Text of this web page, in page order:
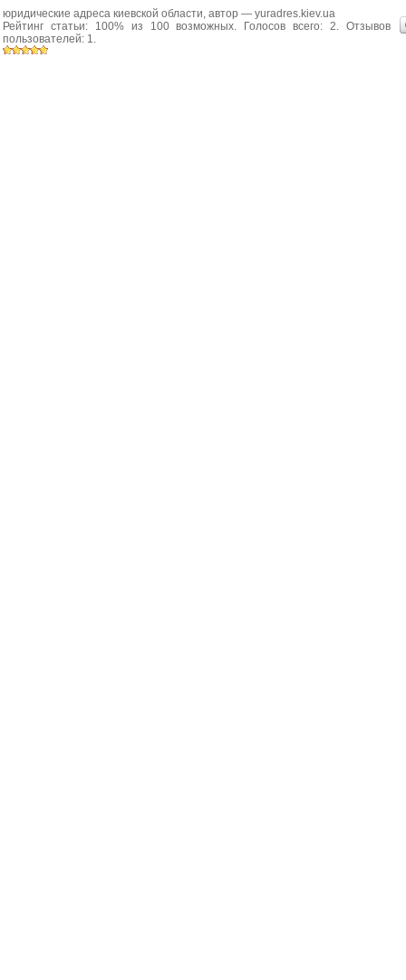
юридические адреса киевской области, автор — yuradres.kiev.ua
Рейтинг статьи: 100% из 100возможных. Голосов всего:2. Отзывов
пользователей: 1.